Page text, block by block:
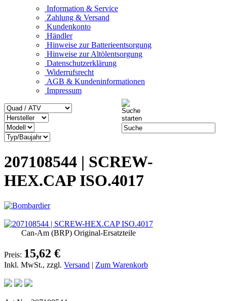
Information & Service
Zahlung & Versand
Kundenkonto
Händler
Hinweise zur Batterieentsorgung
Hinweise zur Altölentsorgung
Datenschutzerklärung
Widerrufsrecht
AGB & Kundeninformationen
Impressum
207108544 | SCREW-
HEX.CAP ISO.4017
Can-Am (BRP) Original-Ersatzteile
Preis: 15,62 €
Inkl. MwSt., zzgl. Versand | Zum Warenkorb